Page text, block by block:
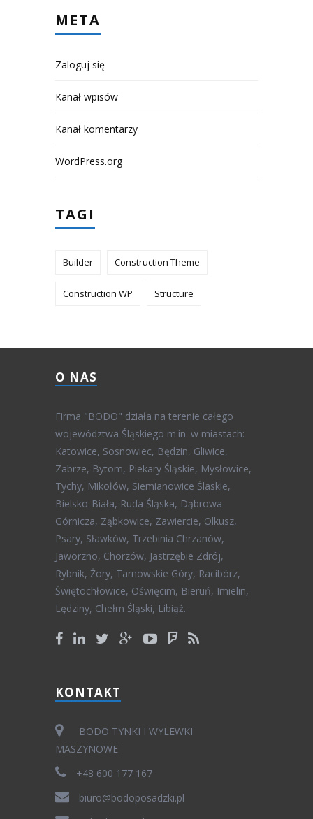
META
Zaloguj się
Kanał wpisów
Kanał komentarzy
WordPress.org
TAGI
Builder Construction Theme
Construction WP Structure
O NAS
Firma "BODO" działa na terenie całego
województwa Śląskiego m.in. w miastach:
Katowice, Sosnowiec, Będzin, Gliwice,
Zabrze, Bytom, Piekary Śląskie, Mysłowice,
Tychy, Mikołów, Siemianowice Ślaskie,
Bielsko-Biała, Ruda Śląska, Dąbrowa
Górnicza, Ząbkowice, Zawiercie, Olkusz,
Psary, Sławków, Trzebinia Chrzanów,
Jaworzno, Chorzów, Jastrzębie Zdrój,
Rybnik, Żory, Tarnowskie Góry, Racibórz,
Świętochłowice, Oświęcim, Bieruń, Imielin,
Lędziny, Chełm Śląski, Libiąż.
KONTAKT
BODO TYNKI I WYLEWKI
MASZYNOWE
+48 600 177 167
biuro@bodoposadzki.pl